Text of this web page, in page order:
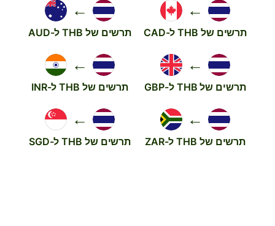
←
תרשים של THB ל-CAD
←
תרשים של THB ל-AUD
←
תרשים של THB ל-GBP
←
תרשים של THB ל-INR
←
תרשים של THB ל-ZAR
←
תרשים של THB ל-SGD